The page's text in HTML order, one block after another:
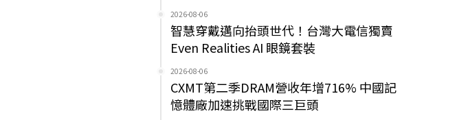
2026-08-06
智慧穿戴邁向抬頭世代！台灣大電信獨賣
Even Realities AI 眼鏡套裝
2026-08-06
CXMT第二季DRAM營收年增716% 中國記
憶體廠加速挑戰國際三巨頭